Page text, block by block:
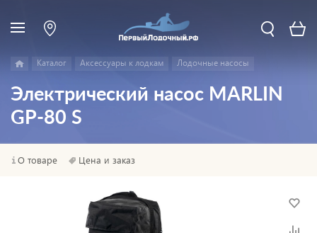
Каталог Аксессуары к лодкам Лодочные насосы
Электрический насос MARLIN
GP-80 S
О товаре Цена и заказ